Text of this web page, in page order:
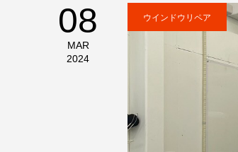
08
MAR
2024
ウインドウリペア